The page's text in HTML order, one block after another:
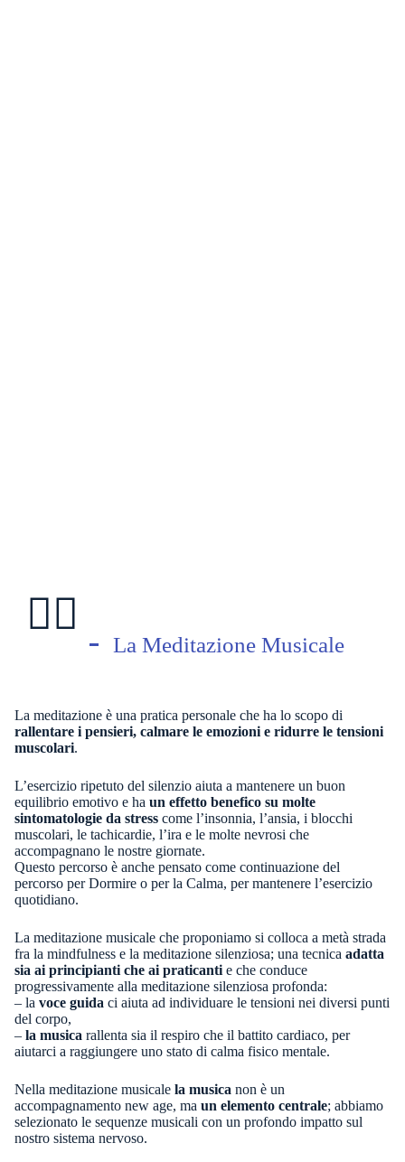
🧘‍♀️
La Meditazione Musicale
La meditazione è una pratica personale che ha lo scopo di
rallentare i pensieri, calmare le emozioni e ridurre le tensioni
muscolari.
L’esercizio ripetuto del silenzio aiuta a mantenere un buon
equilibrio emotivo e ha un effetto benefico su molte
sintomatologie da stress come l’insonnia, l’ansia, i blocchi
muscolari, le tachicardie, l’ira e le molte nevrosi che
accompagnano le nostre giornate.
Questo percorso è anche pensato come continuazione del
percorso per Dormire o per la Calma, per mantenere l’esercizio
quotidiano.
La meditazione musicale che proponiamo si colloca a metà strada
fra la mindfulness e la meditazione silenziosa; una tecnica adatta
sia ai principianti che ai praticanti e che conduce
progressivamente alla meditazione silenziosa profonda:
– la voce guida ci aiuta ad individuare le tensioni nei diversi punti
del corpo,
– la musica rallenta sia il respiro che il battito cardiaco, per
aiutarci a raggiungere uno stato di calma fisico mentale.
Nella meditazione musicale la musica non è un
accompagnamento new age, ma un elemento centrale; abbiamo
selezionato le sequenze musicali con un profondo impatto sul
nostro sistema nervoso.